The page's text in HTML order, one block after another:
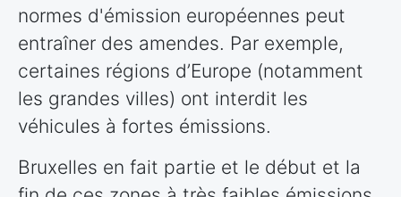
normes d'émission européennes peut
entraîner des amendes. Par exemple,
certaines régions d’Europe (notamment
les grandes villes) ont interdit les
véhicules à fortes émissions.
Bruxelles en fait partie et le début et la